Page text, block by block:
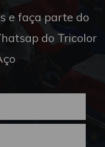
e faça parte do
do Tricolor